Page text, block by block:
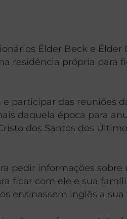
Élder Beck e Élder
residência própria para
participar das reuniões
daquela época para
dos Santos dos
pedir informações sobre
ficar com ele e sua
ensinassem inglês a sua